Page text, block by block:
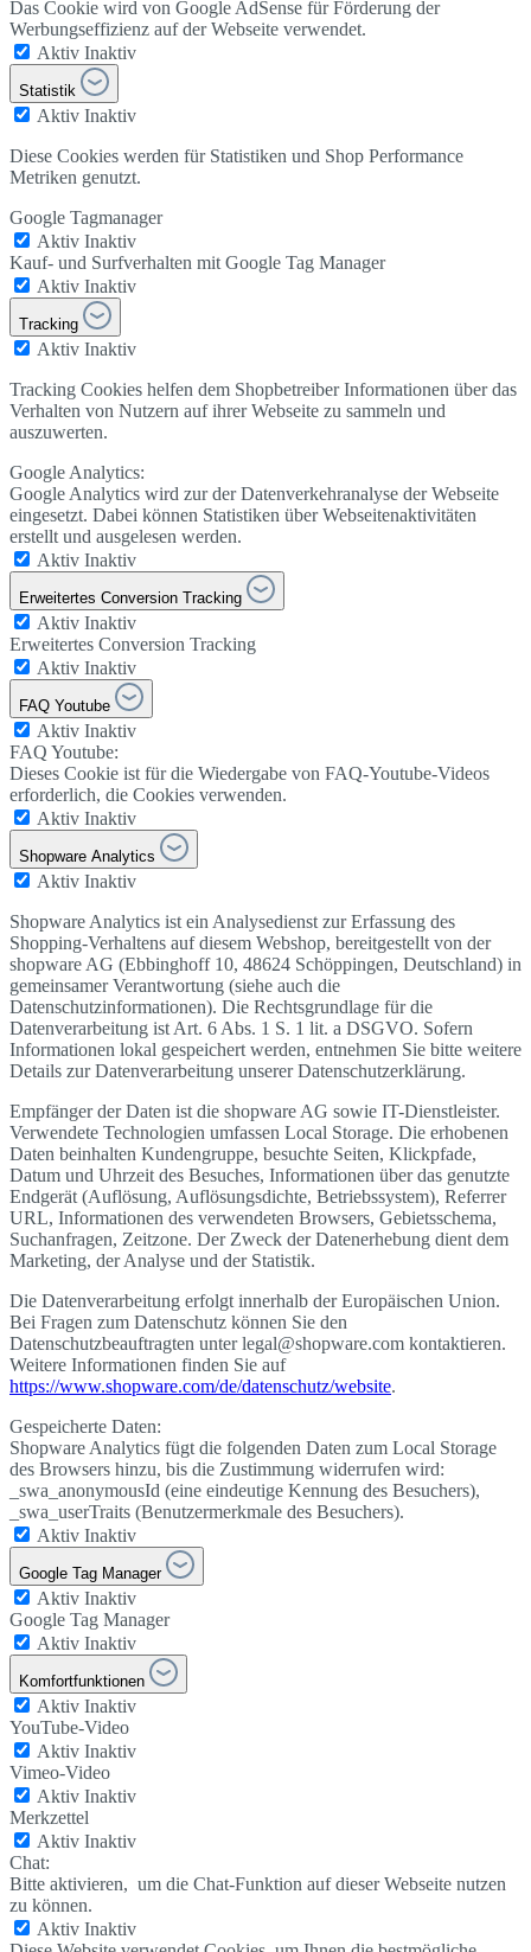
Das Cookie wird von Google AdSense für Förderung der
Werbungseffizienz auf der Webseite verwendet.
Aktiv Inaktiv
Statistik
Aktiv Inaktiv
Diese Cookies werden für Statistiken und Shop Performance
Metriken genutzt.
Google Tagmanager
Aktiv Inaktiv
Kauf- und Surfverhalten mit Google Tag Manager
Aktiv Inaktiv
Tracking
Aktiv Inaktiv
Tracking Cookies helfen dem Shopbetreiber Informationen über das
Verhalten von Nutzern auf ihrer Webseite zu sammeln und
auszuwerten.
Google Analytics:
Google Analytics wird zur der Datenverkehranalyse der Webseite
eingesetzt. Dabei können Statistiken über Webseitenaktivitäten
erstellt und ausgelesen werden.
Aktiv Inaktiv
Erweitertes Conversion Tracking
Aktiv Inaktiv
Erweitertes Conversion Tracking
Aktiv Inaktiv
FAQ Youtube
Aktiv Inaktiv
FAQ Youtube:
Dieses Cookie ist für die Wiedergabe von FAQ-Youtube-Videos
erforderlich, die Cookies verwenden.
Aktiv Inaktiv
Shopware Analytics
Aktiv Inaktiv
Shopware Analytics ist ein Analysedienst zur Erfassung des
Shopping-Verhaltens auf diesem Webshop, bereitgestellt von der
shopware AG (Ebbinghoff 10, 48624 Schöppingen, Deutschland) in
gemeinsamer Verantwortung (siehe auch die
Datenschutzinformationen). Die Rechtsgrundlage für die
Datenverarbeitung ist Art. 6 Abs. 1 S. 1 lit. a DSGVO. Sofern
Informationen lokal gespeichert werden, entnehmen Sie bitte weitere
Details zur Datenverarbeitung unserer Datenschutzerklärung.
Empfänger der Daten ist die shopware AG sowie IT-Dienstleister.
Verwendete Technologien umfassen Local Storage. Die erhobenen
Daten beinhalten Kundengruppe, besuchte Seiten, Klickpfade,
Datum und Uhrzeit des Besuches, Informationen über das genutzte
Endgerät (Auflösung, Auflösungsdichte, Betriebssystem), Referrer
URL, Informationen des verwendeten Browsers, Gebietsschema,
Suchanfragen, Zeitzone. Der Zweck der Datenerhebung dient dem
Marketing, der Analyse und der Statistik.
Die Datenverarbeitung erfolgt innerhalb der Europäischen Union.
Bei Fragen zum Datenschutz können Sie den
Datenschutzbeauftragten unter legal@shopware.com kontaktieren.
Weitere Informationen finden Sie auf
https://www.shopware.com/de/datenschutz/website.
Gespeicherte Daten:
Shopware Analytics fügt die folgenden Daten zum Local Storage
des Browsers hinzu, bis die Zustimmung widerrufen wird:
_swa_anonymousId (eine eindeutige Kennung des Besuchers),
_swa_userTraits (Benutzermerkmale des Besuchers).
Aktiv Inaktiv
Google Tag Manager
Aktiv Inaktiv
Google Tag Manager
Aktiv Inaktiv
Komfortfunktionen
Aktiv Inaktiv
YouTube-Video
Aktiv Inaktiv
Vimeo-Video
Aktiv Inaktiv
Merkzettel
Aktiv Inaktiv
Chat:
Bitte aktivieren, um die Chat-Funktion auf dieser Webseite nutzen
zu können.
Aktiv Inaktiv